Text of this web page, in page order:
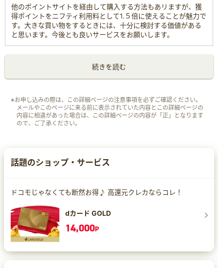
他のポイントサイトを経由して購入する方法もあリますが、獲
得ポイントをニフティ利用料として1.５倍に使えることが魅力で
す。大きな買い物をするときには、十分に検討する価値がある
と思います。今後とも良いサービスをお願いします。
続きを読む
※お申し込みの際は、この詳細ページの注意事項を必ずご確認ください。
メールやこのページに来る前に表示されていた内容とこの詳細ページの
内容に相違があった場合は、この詳細ページの内容が「正」となります
ので、ご了承ください。
話題のショップ・サービス
ドコモじゃなくても断然お得♪ 高還元クレカならコレ！
dカード GOLD
14,000P